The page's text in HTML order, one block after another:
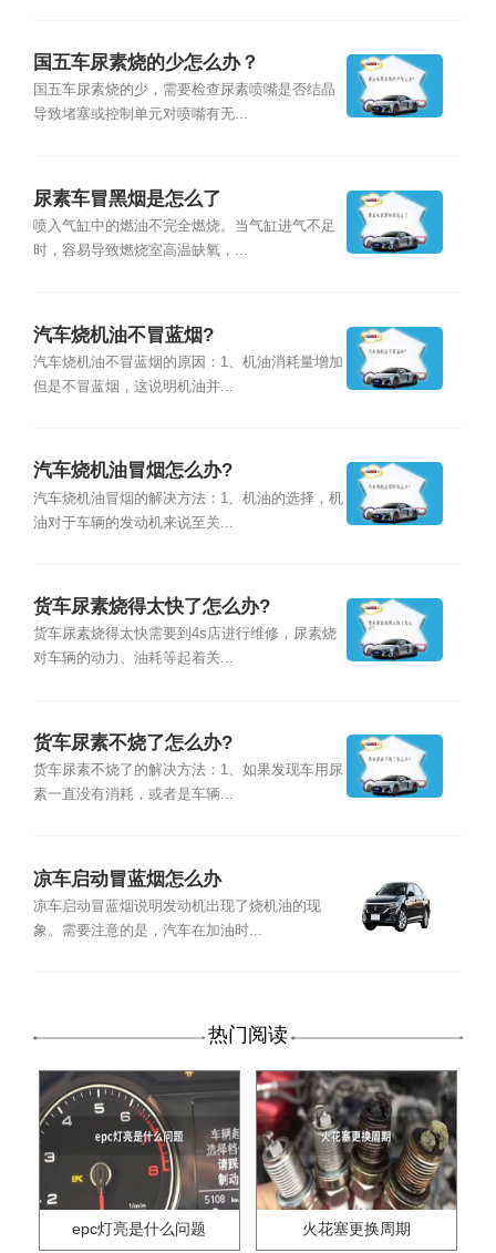
国五车尿素烧的少怎么办？
国五车尿素烧的少，需要检查尿素喷嘴是否结晶
导致堵塞或控制单元对喷嘴有无...
尿素车冒黑烟是怎么了
喷入气缸中的燃油不完全燃烧。当气缸进气不足
时，容易导致燃烧室高温缺氧，...
汽车烧机油不冒蓝烟?
汽车烧机油不冒蓝烟的原因：1、机油消耗量增加
但是不冒蓝烟，这说明机油并...
汽车烧机油冒烟怎么办?
汽车烧机油冒烟的解决方法：1、机油的选择，机
油对于车辆的发动机来说至关...
货车尿素烧得太快了怎么办?
货车尿素烧得太快需要到4s店进行维修，尿素烧
对车辆的动力、油耗等起着关...
货车尿素不烧了怎么办?
货车尿素不烧了的解决方法：1、如果发现车用尿
素一直没有消耗，或者是车辆...
凉车启动冒蓝烟怎么办
凉车启动冒蓝烟说明发动机出现了烧机油的现
象。需要注意的是，汽车在加油时...
热门阅读
epc灯亮是什么问题 火花塞更换周期